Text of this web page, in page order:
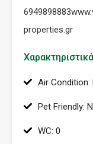
properties.gr
Χαρακτηριστικά
Air Condition:
Pet Friendly:
WC: 0